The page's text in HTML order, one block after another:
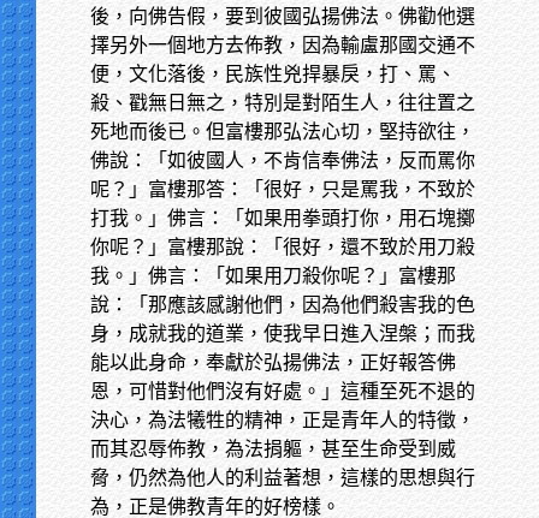
後，向佛告假，要到彼國弘揚佛法。佛勸他選
擇另外一個地方去佈教，因為輸盧那國交通不
便，文化落後，民族性兇捍暴戾，打、罵、
殺、戳無日無之，特別是對陌生人，往往置之
死地而後已。但富樓那弘法心切，堅持欲往，
佛說：「如彼國人，不肯信奉佛法，反而罵你
呢？」富樓那答：「很好，只是罵我，不致於
打我。」佛言：「如果用拳頭打你，用石塊擲
你呢？」富樓那說：「很好，還不致於用刀殺
我。」佛言：「如果用刀殺你呢？」富樓那
說：「那應該感謝他們，因為他們殺害我的色
身，成就我的道業，使我早日進入涅槃；而我
能以此身命，奉獻於弘揚佛法，正好報答佛
恩，可惜對他們沒有好處。」這種至死不退的
決心，為法犧牲的精神，正是青年人的特徵，
而其忍辱佈教，為法捐軀，甚至生命受到威
脅，仍然為他人的利益著想，這樣的思想與行
為，正是佛教青年的好榜樣。